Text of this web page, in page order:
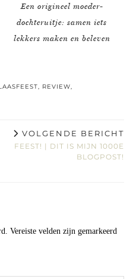
Een origineel moeder-
dochteruitje: samen iets
lekkers maken en beleven
, REVIEW,
VOLGENDE BERICHT
FEEST! | DIT IS MIJN 1000E
BLOGPOST!
Vereiste velden zijn gemarkeerd